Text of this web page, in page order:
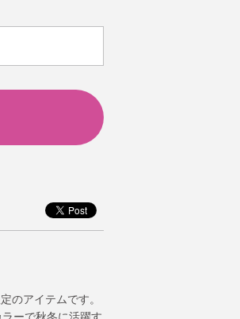
のアイテムです。